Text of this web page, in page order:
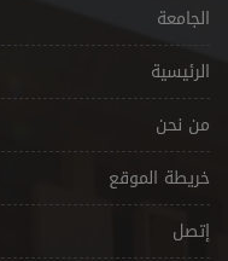
الجامعة
الرئيسية
من نحن
خريطة الموقع
إتصل